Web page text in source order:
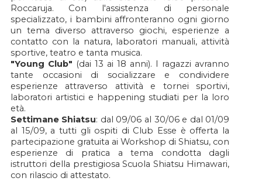
Roccaruja. Con l'assistenza di personale
specializzato, i bambini affronteranno ogni giorno
un tema diverso attraverso giochi, esperienze a
contatto con la natura, laboratori manuali, attività
sportive, teatro e tanta musica.
"Young Club" (dai 13 ai 18 anni). I ragazzi avranno
tante occasioni di socializzare e condividere
esperienze attraverso attività e tornei sportivi,
laboratori artistici e happening studiati per la loro
età.
Settimane Shiatsu: dal 09/06 al 30/06 e dal 01/09
al 15/09, a tutti gli ospiti di Club Esse è offerta la
partecipazione gratuita ai Workshop di Shiatsu, con
esperienze di pratica a tema condotta dagli
istruttori della prestigiosa Scuola Shiatsu Himawari,
con rilascio di attestato.